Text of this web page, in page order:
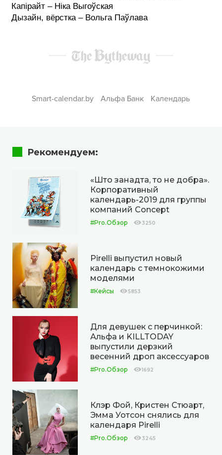
Капірайт – Ніка Выгоўская
Дызайн, вёрстка – Вольга Паўлава
Smart-calendar.by Альфа Банк Календарь
Рекомендуем:
«Што занадта, то не добра».
Корпоративный
календарь-2019 для группы
компаний Concept
#Pro.Обзор 3250
Pirelli выпустил новый
календарь с темнокожими
моделями
#Кейсы 5853
Для девушек с перчинкой:
Альфа и KILLTODAY
выпустили дерзкий
весенний дроп аксессуаров
#Pro.Обзор 1692
Клэр Фой, Кристен Стюарт,
Эмма Уотсон снялись для
календаря Pirelli
#Pro.Обзор 3245